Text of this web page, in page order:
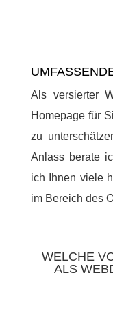
Als versierter
Homepage für
zu
Anlass berate
ich Ihnen viele
im Bereich des
WELCHE
ALS